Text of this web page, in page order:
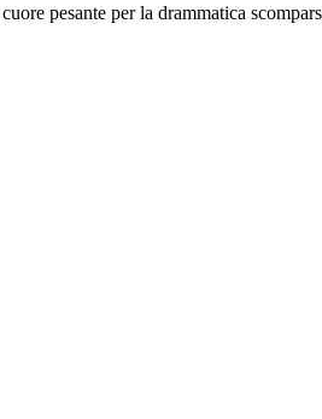
pesante per la drammatica